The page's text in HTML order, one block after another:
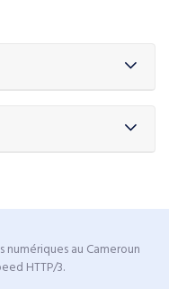
au Cameroun
HTTP/3.